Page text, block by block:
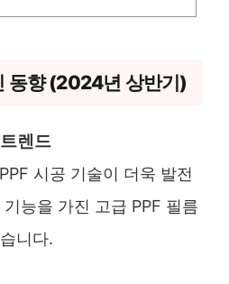
동향 (2024년 상반기)
렌드
시공 기술이 더욱 발전
능을 가진 고급 PPF 필름
니다.